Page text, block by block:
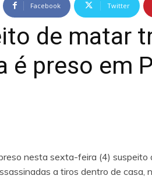
Facebook Twitter
de matar
é preso em
nesta sexta-feira (4)
a tiros dentro de casa,